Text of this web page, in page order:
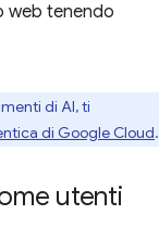
web tenendo
di AI, ti
di Google Cloud.
utenti